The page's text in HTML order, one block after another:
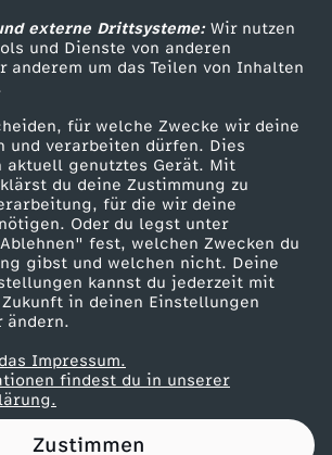
externe Drittsysteme:Wir nutzen
und Dienste von anderen
anderem um das Teilen von Inhalten
für welche Zwecke wir deine
und verarbeiten dürfen. Dies
genutztes Gerät. Mit
du deine Zustimmung zu
für die wir deine
Oder du legst unter
fest, welchen Zwecken du
gibst und welchen nicht. Deine
kannst du jederzeit mit
in deinen Einstellungen
ändern.
Impressum.
findest du in unserer
Zustimmen